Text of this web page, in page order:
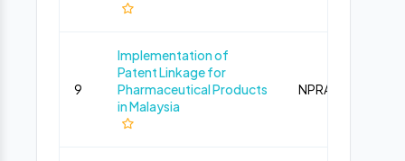
9
Implementation of
Patent Linkage for
Pharmaceutical Products
in Malaysia
NPRA